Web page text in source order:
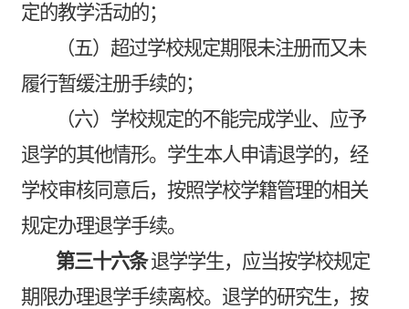
定的教学活动的；
（五）超过学校规定期限未注册而又未
履行暂缓注册手续的；
（六）学校规定的不能完成学业、应予
退学的其他情形。学生本人申请退学的，经
学校审核同意后，按照学校学籍管理的相关
规定办理退学手续。
第三十六条 退学学生，应当按学校规定
期限办理退学手续离校。退学的研究生，按